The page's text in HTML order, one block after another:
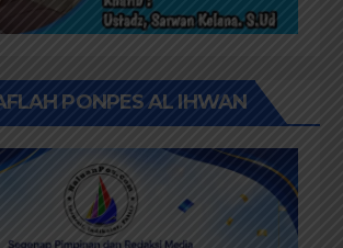
PONPES AL IHWAN